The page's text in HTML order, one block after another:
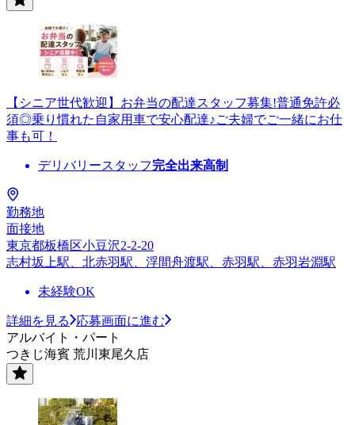
【シニア世代歓迎】お弁当の配達スタッフ募集!普通免許必
須◎乗り慣れた自家用車で安心配達♪ご夫婦でご一緒にお仕
事も可！
デリバリースタッフ完全出来高制
勤務地
面接地
東京都板橋区小豆沢2-2-20
志村坂上駅、北赤羽駅、浮間舟渡駅、赤羽駅、赤羽岩淵駅
未経験OK
詳細を見る
応募画面に進む
アルバイト・パート
つきじ海賓 荒川東尾久店